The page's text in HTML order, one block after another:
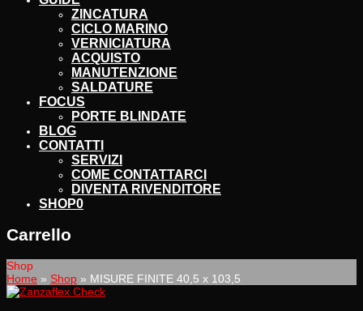
ZINCATURA
CICLO MARINO
VERNICIATURA
ACQUISTO
MANUTENZIONE
SALDATURE
FOCUS
PORTE BLINDATE
BLOG
CONTATTI
SERVIZI
COME CONTATTARCI
DIVENTA RIVENDITORE
SHOP0
Carrello
Shop
Home » Shop » MISURE FINITE 40,5 x 103,5